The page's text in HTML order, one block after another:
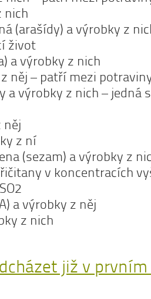
nich
(arašídy) a výrobky z
život
a výrobky z nich
něj – patří mezi
a výrobky z nich – jedná
něj
z ní
(sezam) a výrobky z
v koncentracích
a výrobky z něj
z nich
již v